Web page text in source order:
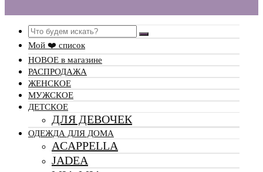
Search
Мой ❤️ список
НОВОЕ в магазине
РАСПРОДАЖА
ЖЕНСКОЕ
МУЖСКОЕ
ДЕТСКОЕ
ДЛЯ ДЕВОЧЕК
ОДЕЖДА ДЛЯ ДОМА
ACAPPELLA
JADEA